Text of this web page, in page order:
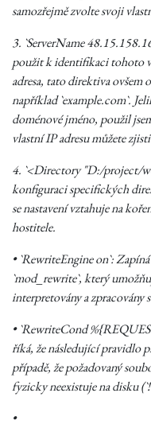
samozřejmě zvolte svoji
3. `ServerName
použit k identifikaci tohoto
adresa, tato direktiva ovšem
například `example.com`.
doménové jméno, použil
vlastní IP adresu můžete
4. `<Directory "D:/project/
konfiguraci specifických
se nastavení vztahuje na
hostitele.
• `RewriteEngine on`:
`mod_rewrite`, který
interpretovány a zpracovány
• `RewriteCond
říká, že následující pravidlo
případě, že požadovaný
fyzicky neexistuje na disku
•